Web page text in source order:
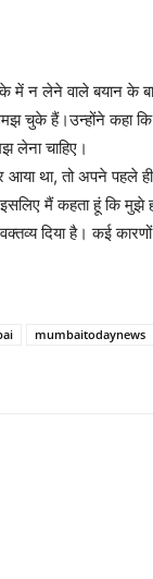
न लेने वाले बयान के
चुके हैं।उन्होंने कहा कि
लेना चाहिए।
था, तो अपने पहले
मैं कहता हूं कि मुझे
दिया है। कई
mumbaitodaynews